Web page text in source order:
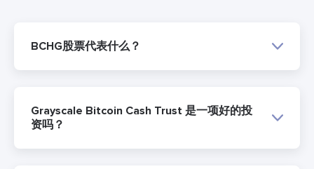
BCHG股票代表什么？
Grayscale Bitcoin Cash Trust 是一项好的投
资吗？